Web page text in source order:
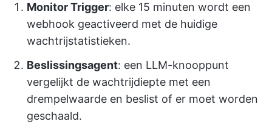
Monitor Trigger: elke 15 minuten wordt een
webhook geactiveerd met de huidige
wachtrijstatistieken.
Beslissingsagent: een LLM-knooppunt
vergelijkt de wachtrijdiepte met een
drempelwaarde en beslist of er moet worden
geschaald.